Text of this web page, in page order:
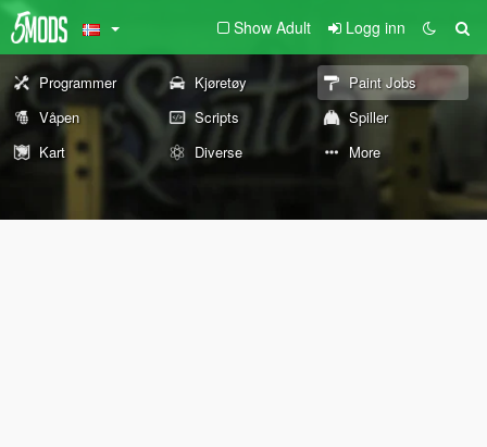
Show Adult Logg inn
Programmer Kjøretøy
Paint Jobs
Våpen
Scripts
Spiller
Kart
Diverse More